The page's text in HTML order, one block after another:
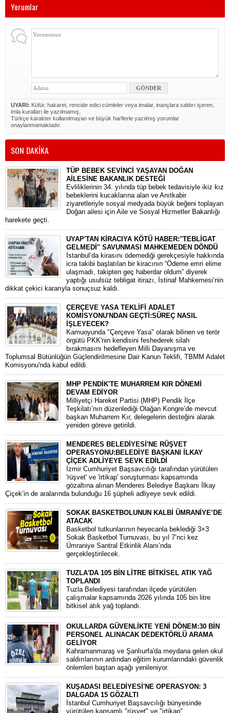
Yorumlar
UYARI: Küfür, hakaret, rencide edici cümleler veya imalar, inançlara saldırı içeren,
imla kuralları ile yazılmamış,
Türkçe karakter kullanılmayan ve büyük harflerle yazılmış yorumlar
onaylanmamaktadır.
SON DAKİKA
TÜP BEBEK SEVİNCİ YAŞAYAN DOĞAN
AİLESİNE BAKANLIK DESTEĞİ
​Evliliklerinin 34. yılında tüp bebek tedavisiyle ikiz kız
bebeklerini kucaklarına alan ve Anıtkabir
ziyaretleriyle sosyal medyada büyük beğeni toplayan
Doğan ailesi için Aile ve Sosyal Hizmetler Bakanlığı
harekete geçti.
UYAP'TAN KİRACIYA KÖTÜ HABER:''TEBLİGAT
GELMEDİ'' SAVUNMASI MAHKEMEDEN DÖNDÜ
​İstanbul’da kirasını ödemediği gerekçesiyle hakkında
icra takibi başlatılan bir kiracının “Ödeme emri elime
ulaşmadı, takipten geç haberdar oldum” diyerek
yaptığı usulsüz tebligat itirazı, İstinaf Mahkemesi’nin
dikkat çekici kararıyla sonuçsuz kaldı.
ÇERÇEVE YASA TEKLİFİ ADALET
KOMİSYONU'NDAN GEÇTİ:SÜREÇ NASIL
İŞLEYECEK?
​Kamuoyunda "Çerçeve Yasa" olarak bilinen ve terör
örgütü PKK'nin kendisini feshederek silah
bırakmasını hedefleyen Milli Dayanışma ve
Toplumsal Bütünlüğün Güçlendirilmesine Dair Kanun Teklifi, TBMM Adalet
Komisyonu'nda kabul edildi.
MHP PENDİK'TE MUHARREM KIR DÖNEMİ
DEVAM EDİYOR
​Milliyetçi Hareket Partisi (MHP) Pendik İlçe
Teşkilatı’nın düzenlediği Olağan Kongre’de mevcut
başkan Muharrem Kır, delegelerin desteğini alarak
yeniden göreve getirildi.
MENDERES BELEDİYESİ'NE RÜŞVET
OPERASYONU:BELEDİYE BAŞKANI İLKAY
ÇİÇEK ADLİYEYE SEVK EDİLDİ
​İzmir Cumhuriyet Başsavcılığı tarafından yürütülen
'rüşvet' ve 'irtikap' soruşturması kapsamında
gözaltına alınan Menderes Belediye Başkanı İlkay
Çiçek’in de aralarında bulunduğu 16 şüpheli adliyeye sevk edildi.
SOKAK BASKETBOLUNUN KALBİ ÜMRANİYE’DE
ATACAK
Basketbol tutkunlarının heyecanla beklediği 3×3
Sokak Basketbol Turnuvası, bu yıl 7’nci kez
Ümraniye Santral Etkinlik Alanı’nda
gerçekleştirilecek.
TUZLA'DA 105 BİN LİTRE BİTKİSEL ATIK YAĞ
TOPLANDI
Tuzla Belediyesi tarafından ilçede yürütülen
çalışmalar kapsamında 2026 yılında 105 bin litre
bitkisel atık yağ toplandı.
OKULLARDA GÜVENLİKTE YENİ DÖNEM:30 BİN
PERSONEL ALINACAK DEDEKTÖRLÜ ARAMA
GELİYOR
​Kahramanmaraş ve Şanlıurfa'da meydana gelen okul
saldırılarının ardından eğitim kurumlarındaki güvenlik
önlemleri baştan aşağı yenileniyor.
KUŞADASI BELEDİYESİ'NE OPERASYON: 3
DALGADA 15 GÖZALTI
​İstanbul Cumhuriyet Başsavcılığı bünyesinde
yürütülen kapsamlı "rüşvet" ve "irtikap"